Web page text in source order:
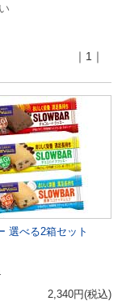
｜1｜
選べる2箱セット
2,340円(税込)